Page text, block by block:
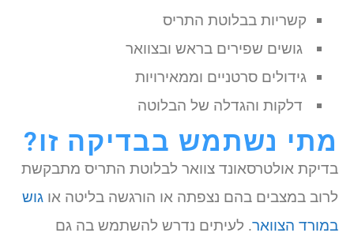
קשריות בבלוטת התריס
גושים שפירים בראש ובצוואר
גידולים סרטניים וממאירויות
דלקות והגדלה של הבלוטה
מתי נשתמש בבדיקה זו?
בדיקת אולטרסאונד צוואר לבלוטת התריס מתבקשת
לרוב במצבים בהם נצפתה או הורגשה בליטה או גוש
במורד הצוואר. לעיתים נדרש להשתמש בה גם